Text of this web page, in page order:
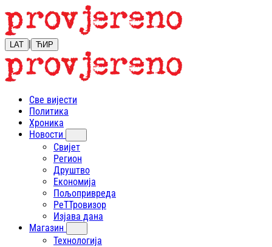
LAT | ЋИР
Све вијести
Политика
Хроника
Новости
Свијет
Регион
Друштво
Економија
Пољопривреда
РеТТровизор
Изјава дана
Магазин
Технологија